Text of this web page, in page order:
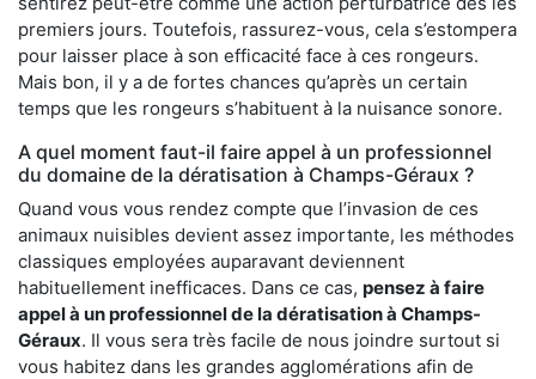
premiers jours. Toutefois, rassurez-vous, cela s’estompera
pour laisser place à son efficacité face à ces rongeurs.
Mais bon, il y a de fortes chances qu’après un certain
temps que les rongeurs s’habituent à la nuisance sonore.
A quel moment faut-il faire appel à un professionnel
du domaine de la dératisation à Champs-Géraux ?
Quand vous vous rendez compte que l’invasion de ces
animaux nuisibles devient assez importante, les méthodes
classiques employées auparavant deviennent
habituellement inefficaces. Dans ce cas, pensez à faire
appel à un professionnel de la dératisation à Champs-
Géraux. Il vous sera très facile de nous joindre surtout si
vous habitez dans les grandes agglomérations afin de